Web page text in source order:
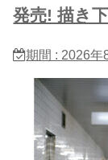
発売! 描き
期間 : 2026年